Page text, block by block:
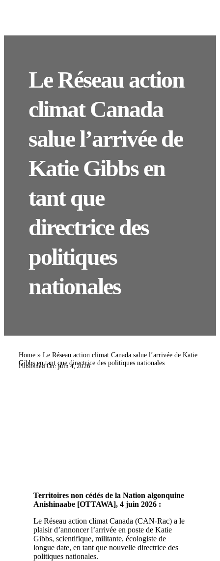
Le Réseau action
climat Canada
salue l’arrivée de
Katie Gibbs en
tant que
directrice des
politiques
nationales
Home» Le Réseau action climat Canada salue l’arrivée de Katie
Gibbs en tant que directrice des politiques nationales
Published On: juin 4, 2026
Territoires non cédés de la Nation algonquine
Anishinaabe [OTTAWA], 4 juin 2026 :
Le Réseau action climat Canada (CAN-Rac) a le
plaisir d’annoncer l’arrivée en poste de Katie
Gibbs, scientifique, militante, écologiste de
longue date, en tant que nouvelle directrice des
politiques nationales.